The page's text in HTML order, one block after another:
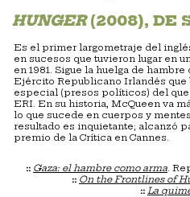
HUNGER(2008), DE
Es el primer largometraje del
en sucesos que tuvieron lugar en
en 1981. Sigue la huelga de
Ejército Republicano Irlandés que
especial (presos políticos) del
ERI. En su historia, McQueen va
lo que sucede en cuerpos y
resultado es inquietante; alcanzó
premio de la Crítica en Cannes.
:: Gaza: el hambre como arma .
:: On the Frontlines of
:: La